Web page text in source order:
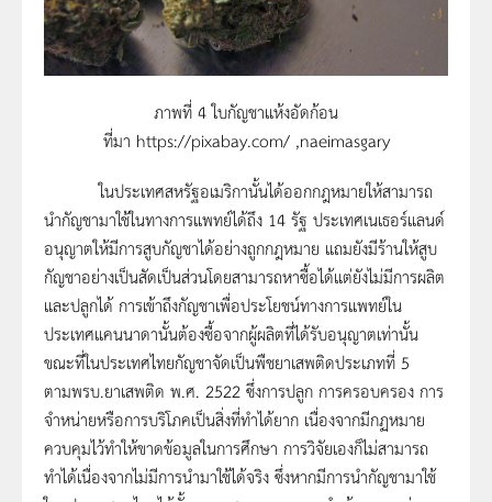
ภาพที่ 4 ใบกัญชาแห้งอัดก้อน
ที่มา https://pixabay.com/ ,naeimasgary
ในประเทศสหรัฐอเมริกานั้นได้ออกกฎหมายให้สามารถ
นำกัญชามาใช้ในทางการแพทย์ได้ถึง 14 รัฐ ประเทศเนเธอร์แลนด์
อนุญาตให้มีการสูบกัญชาได้อย่างถูกกฎหมาย แถมยังมีร้านให้สูบ
กัญชาอย่างเป็นสัดเป็นส่วนโดยสามารถหาซื้อได้แต่ยังไม่มีการผลิต
และปลูกได้ การเข้าถึงกัญชาเพื่อประโยชน์ทางการแพทย์ใน
ประเทศแคนนาดานั้นต้องซื้อจากผู้ผลิตที่ได้รับอนุญาตเท่านั้น
ขณะที่ในประเทศไทยกัญชาจัดเป็นพืชยาเสพติดประเภทที่ 5
ตามพรบ.ยาเสพติด พ.ศ. 2522 ซึ่งการปลูก การครอบครอง การ
จำหน่ายหรือการบริโภคเป็นสิ่งที่ทำได้ยาก เนื่องจากมีกฏหมาย
ควบคุมไว้ทำให้ขาดข้อมูลในการศึกษา การวิจัยเองก็ไม่สามารถ
ทำได้เนื่องจากไม่มีการนำมาใช้ได้จริง ซึ่งหากมีการนำกัญชามาใช้